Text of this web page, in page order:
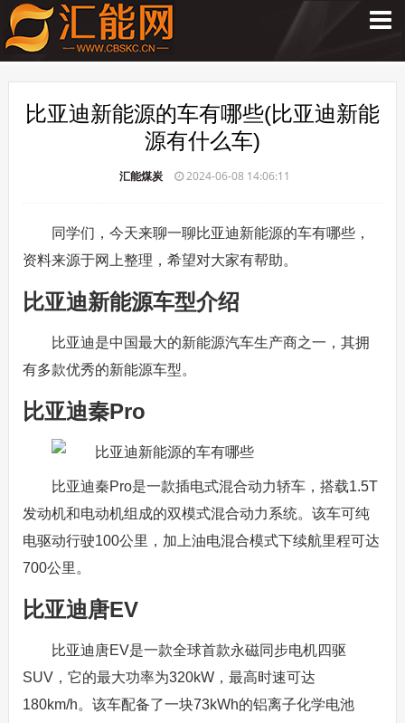
比亚迪新能源的车有哪些(比亚迪新能
源有什么车)
汇能煤炭 2024-06-08 14:06:11
同学们，今天来聊一聊比亚迪新能源的车有哪些，
资料来源于网上整理，希望对大家有帮助。
比亚迪新能源车型介绍
比亚迪是中国最大的新能源汽车生产商之一，其拥
有多款优秀的新能源车型。
比亚迪秦Pro
比亚迪秦Pro是一款插电式混合动力轿车，搭载1.5T
发动机和电动机组成的双模式混合动力系统。该车可纯
电驱动行驶100公里，加上油电混合模式下续航里程可达
700公里。
比亚迪唐EV
比亚迪唐EV是一款全球首款永磁同步电机四驱
SUV，它的最大功率为320kW，最高时速可达
180km/h。该车配备了一块73kWh的铝离子化学电池